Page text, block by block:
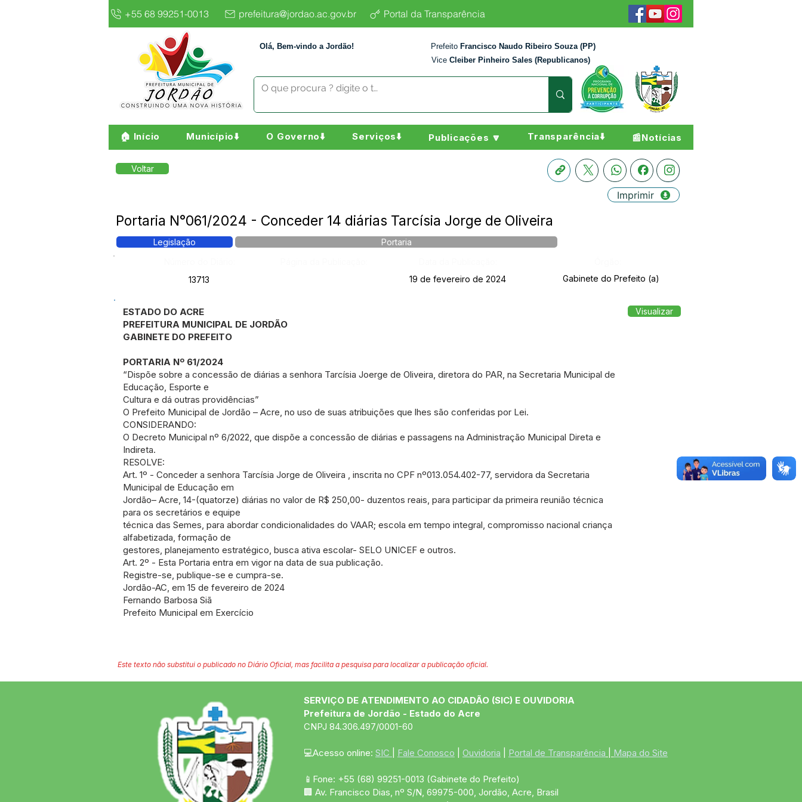
+55 68 99251-0013 prefeitura@jordao.ac.gov.br Portal da Transparência
Olá, Bem-vindo a Jordão! Prefeito Francisco Naudo Ribeiro Souza (PP)
Vice Cleiber Pinheiro Sales (Republicanos)
🏠 Início Município⬇️ O Governo⬇️ Serviços⬇️ Publicações 🔽 Transparência⬇️ 📰Notícias
Voltar
Imprimir
Portaria N°061/2024 - Conceder 14 diárias Tarcísia Jorge de Oliveira
Legislação
Portaria
13713
19 de fevereiro de 2024 Gabinete do Prefeito (a)
ESTADO DO ACRE
PREFEITURA MUNICIPAL DE JORDÃO
GABINETE DO PREFEITO
PORTARIA Nº 61/2024
“Dispõe sobre a concessão de diárias a senhora Tarcísia Joerge de Oliveira, diretora do PAR, na Secretaria Municipal de
Educação, Esporte e
Cultura e dá outras providências”
O Prefeito Municipal de Jordão – Acre, no uso de suas atribuições que lhes são conferidas por Lei.
CONSIDERANDO:
O Decreto Municipal nº 6/2022, que dispõe a concessão de diárias e passagens na Administração Municipal Direta e
Indireta.
RESOLVE:
Art. 1º - Conceder a senhora Tarcísia Jorge de Oliveira , inscrita no CPF nº013.054.402-77, servidora da Secretaria
Municipal de Educação em
Jordão– Acre, 14-(quatorze) diárias no valor de R$ 250,00- duzentos reais, para participar da primeira reunião técnica
para os secretários e equipe
técnica das Semes, para abordar condicionalidades do VAAR; escola em tempo integral, compromisso nacional criança
alfabetizada, formação de
gestores, planejamento estratégico, busca ativa escolar- SELO UNICEF e outros.
Art. 2º - Esta Portaria entra em vigor na data de sua publicação.
Registre-se, publique-se e cumpra-se.
Jordão-AC, em 15 de fevereiro de 2024
Fernando Barbosa Siã
Prefeito Municipal em Exercício
Visualizar
Este texto não substitui o publicado no Diário Oficial, mas facilita a pesquisa para localizar a publicação oficial.
SERVIÇO DE ATENDIMENTO AO CIDADÃO (SIC) E OUVIDORIA
Prefeitura de Jordão - Estado do Acre
CNPJ 84.306.497/0001-60
💻Acesso online: SIC Fale Conosco Ouvidoria Portal de Transparência Mapa do Site
📱Fone: +55 (68) 99251-0013 (Gabinete do Prefeito)
🏢 Av. Francisco Dias, nº S/N, 69975-000, Jordão, Acre, Brasil